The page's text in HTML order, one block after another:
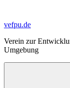
springen
vefpu.de
Verein zur
Umgebung